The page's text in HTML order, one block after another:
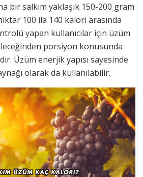
bir salkım yaklaşık 150-200 gram
100 ila 140 kalori arasında
yapan kullanıcılar için üzüm
porsiyon konusunda
Üzüm enerjik yapısı sayesinde
olarak da kullanılabilir.